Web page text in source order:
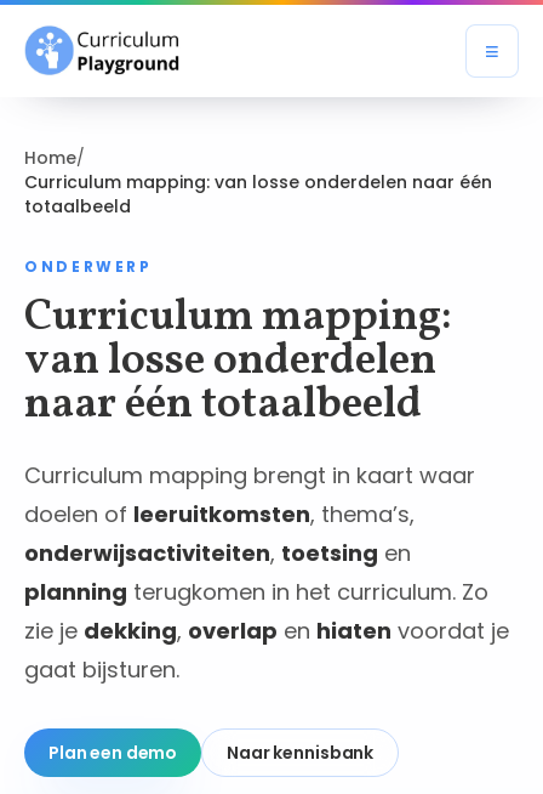
≡
Home/
Curriculum mapping: van losse onderdelen naar één
totaalbeeld
ONDERWERP
Curriculum mapping:
van losse onderdelen
naar één totaalbeeld
Curriculum mapping brengt in kaart waar
doelen of leeruitkomsten, thema’s,
onderwijsactiviteiten, toetsing en
planning terugkomen in het curriculum. Zo
zie je dekking, overlap en hiaten voordat je
gaat bijsturen.
Plan een demo Naar kennisbank